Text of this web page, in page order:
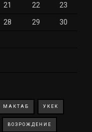
21 22 23
28 29 30
МАКТАБ УКЕК
ВОЗРОЖДЕНИЕ